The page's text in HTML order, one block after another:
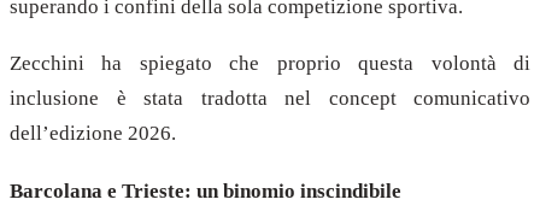
superando i confini della sola competizione sportiva.
Zecchini ha spiegato che proprio questa volontà di
inclusione è stata tradotta nel concept comunicativo
dell’edizione 2026.
Barcolana e Trieste: un binomio inscindibile